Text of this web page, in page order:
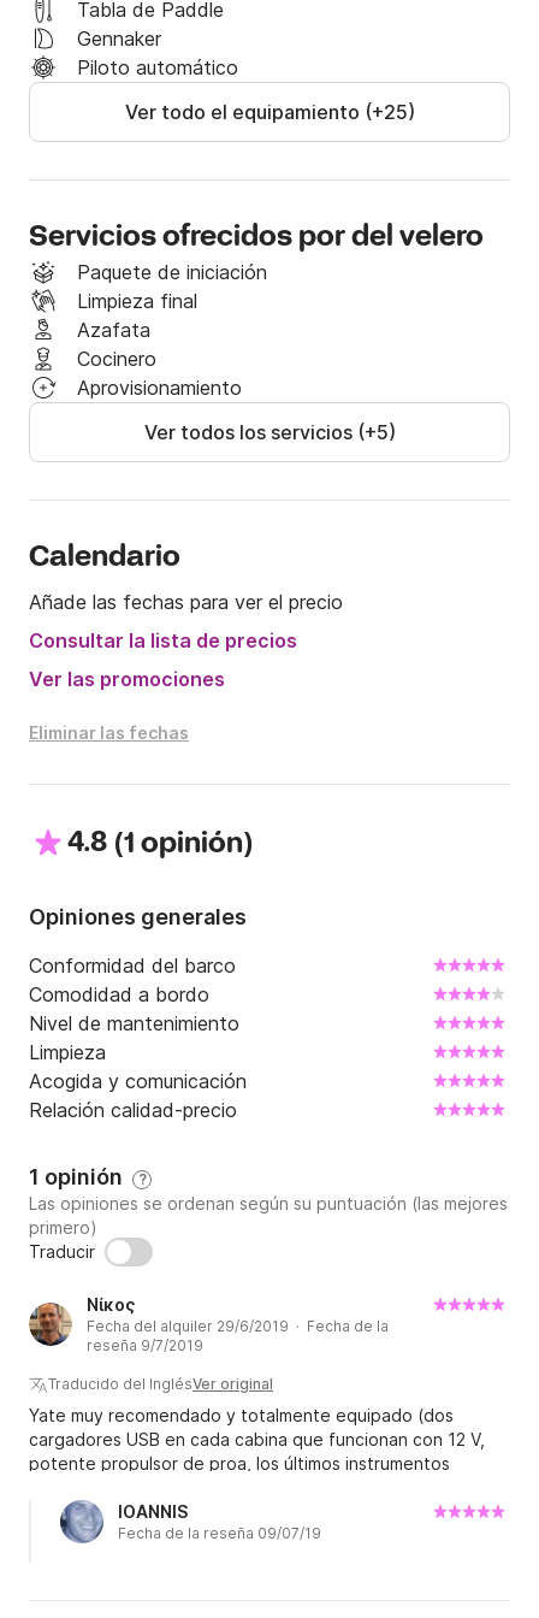
¡Envíanos un mensaje a través de la plataforma y
solicita una reserva!
Tabla de Paddle
Gennaker
Piloto automático
Ver todo el equipamiento (+25)
Servicios ofrecidos por del velero
Paquete de iniciación
Limpieza final
Azafata
Cocinero
Aprovisionamiento
Ver todos los servicios (+5)
Calendario
Añade las fechas para ver el precio
Consultar la lista de precios
Ver las promociones
Eliminar las fechas
4.8 (1 opinión)
Opiniones generales
Conformidad del barco
Comodidad a bordo
Nivel de mantenimiento
Limpieza
Acogida y comunicación
Relación calidad-precio
1 opinión ?
Las opiniones se ordenan según su puntuación (las mejores
primero)
Traducir
Νίκος
Fecha del alquiler 29/6/2019 · Fecha de la
reseña 9/7/2019
Traducido del InglésVer original
Yate muy recomendado y totalmente equipado (dos
cargadores USB en cada cabina que funcionan con 12 V,
potente propulsor de proa, los últimos instrumentos
iluminación LED, dos refrigeradores, una enorme plataforma
de baño). El propietario, Yiannis, fue muy cooperativo y
ruidosas y una partición muy delgada entre las cabinas de
IOANNIS
Fecha de la reseña 09/07/19